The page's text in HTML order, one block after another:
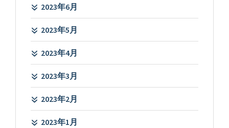
2023年6月
2023年5月
2023年4月
2023年3月
2023年2月
2023年1月